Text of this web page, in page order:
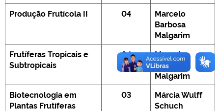
Produção Frutícola II
04
Marcelo
Barbosa
Malgarim
Frutíferas Tropicais e
Subtropicais
04
Marcelo
Barbosa
Malgarim
Biotecnologia em
Plantas Frutíferas
03
Márcia Wulff
Schuch